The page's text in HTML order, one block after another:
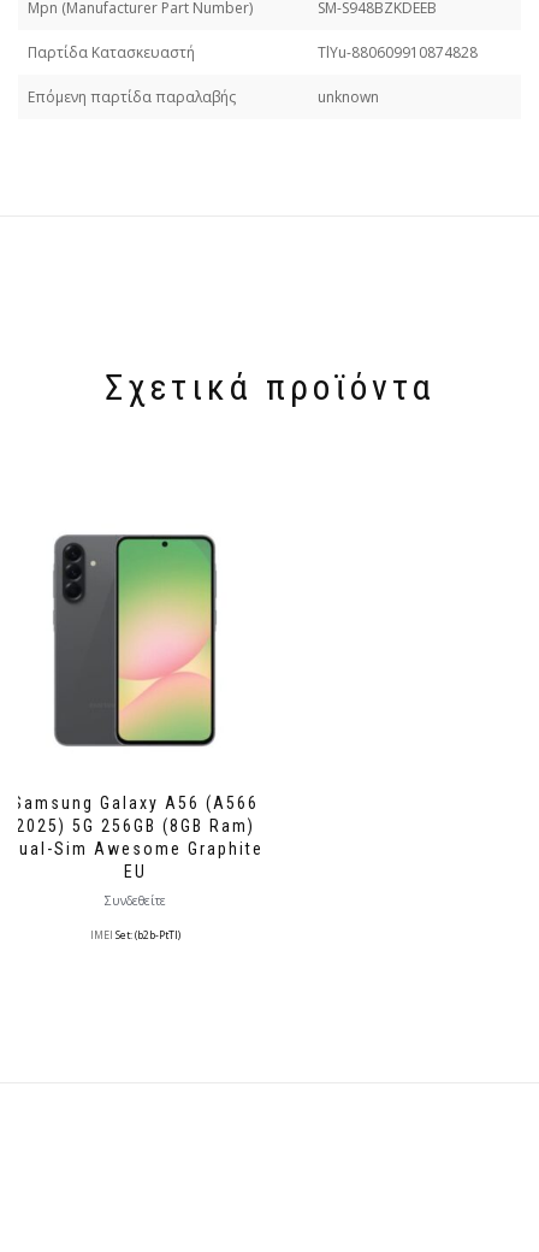
Mpn (Manufacturer Part Number) SM-S948BZKDEEB
Παρτίδα Κατασκευαστή TlYu-880609910874828
Επόμενη παρτίδα παραλαβής unknown
Σχετικά προϊόντα
Samsung Galaxy A56 (A566
2025) 5G 256GB (8GB Ram)
Dual-Sim Awesome Graphite
EU
Συνδεθείτε
IMEI Set: (b2b-PtTl)